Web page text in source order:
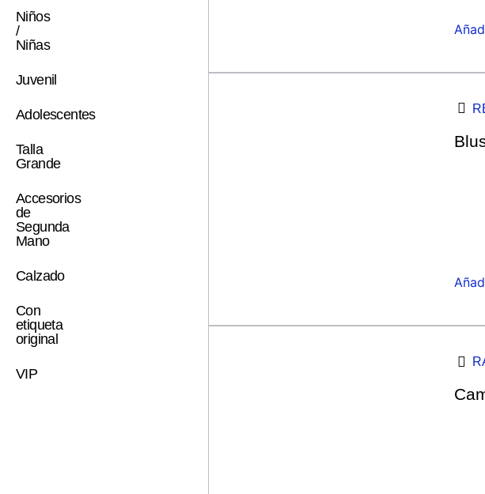
Niños
/
Niñas
Juvenil
Adolescentes
Talla
Grande
Accesorios
de
Segunda
Mano
Calzado
Con
etiqueta
original
VIP